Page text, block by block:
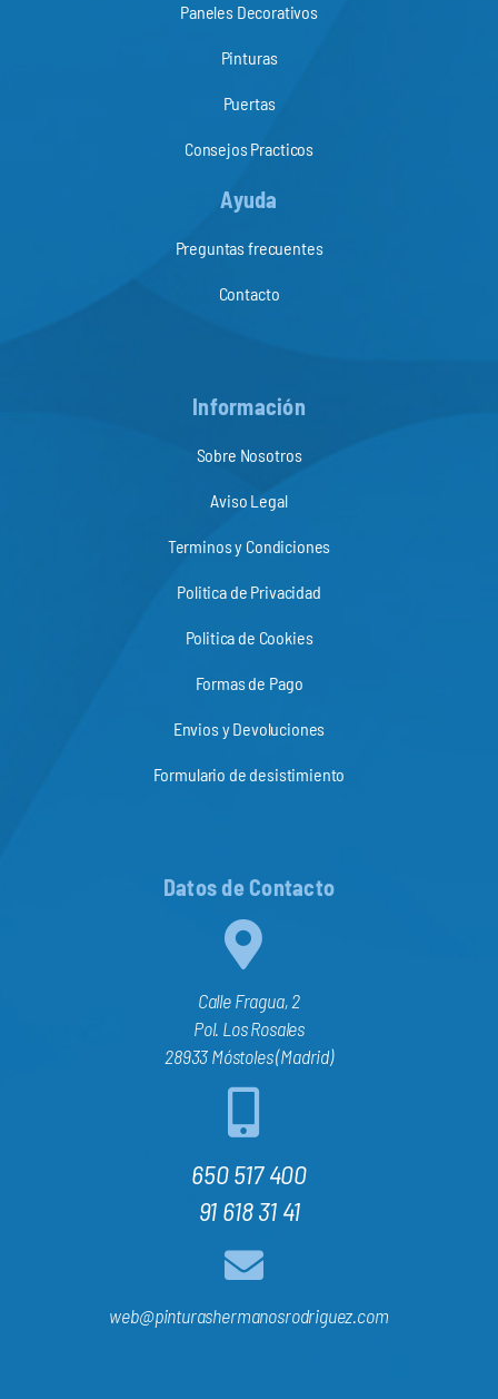
Paneles Decorativos
Pinturas
Puertas
Consejos Practicos
Ayuda
Preguntas frecuentes
Contacto
Información
Sobre Nosotros
Aviso Legal
Terminos y Condiciones
Politica de Privacidad
Politica de Cookies
Formas de Pago
Envios y Devoluciones
Formulario de desistimiento
Datos de Contacto
Calle Fragua, 2
Pol. Los Rosales
28933 Móstoles (Madrid)
650 517 400
91 618 31 41
web@pinturashermanosrodriguez.com